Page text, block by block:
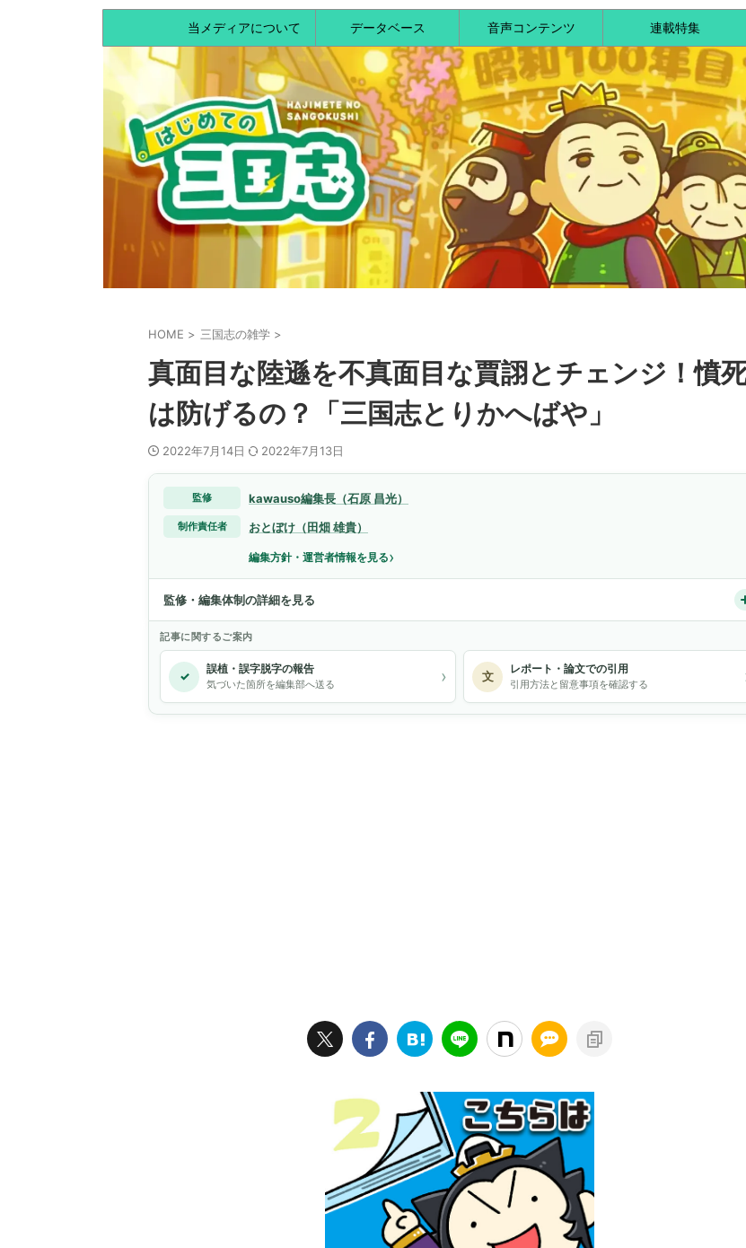
当メディアについて データベース 音声コンテンツ 連載特集
HOME > 三国志の雑学 >
真面目な陸遜を不真面目な賈詡とチェンジ！憤
は防げるの？「三国志とりかへばや」
2022年7月14日 2022年7月13日
監修 kawauso編集長（石原 昌光）
制作責任者 おとぼけ（田畑 雄貴）
編集方針・運営者情報を見る›
監修・編集体制の詳細を見る
記事に関するご案内
✓ 誤植・誤字脱字の報告
気づいた箇所を編集部へ送る › 文 レポート・論文での引用
引用方法と留意事項を確認する